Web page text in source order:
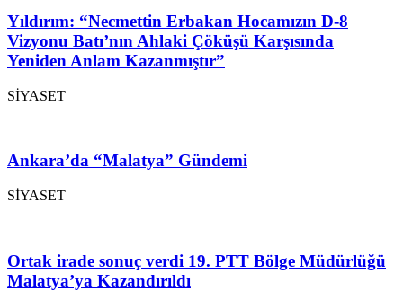
Yıldırım: “Necmettin Erbakan Hocamızın D-8
Vizyonu Batı’nın Ahlaki Çöküşü Karşısında
Yeniden Anlam Kazanmıştır”
SİYASET
Ankara’da “Malatya” Gündemi
SİYASET
Ortak irade sonuç verdi 19. PTT Bölge Müdürlüğü
Malatya’ya Kazandırıldı